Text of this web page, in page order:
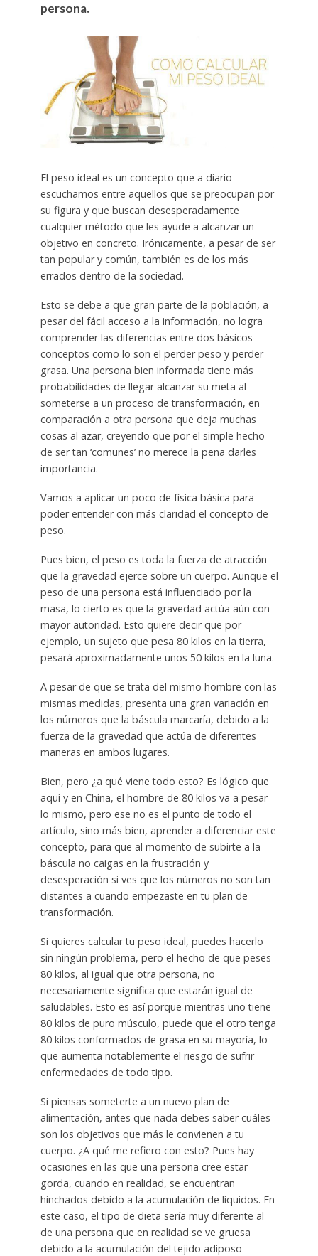
persona.
El peso ideal es un concepto que a diario
escuchamos entre aquellos que se preocupan por
su figura y que buscan desesperadamente
cualquier método que les ayude a alcanzar un
objetivo en concreto. Irónicamente, a pesar de ser
tan popular y común, también es de los más
errados dentro de la sociedad.
Esto se debe a que gran parte de la población, a
pesar del fácil acceso a la información, no logra
comprender las diferencias entre dos básicos
conceptos como lo son el perder peso y perder
grasa. Una persona bien informada tiene más
probabilidades de llegar alcanzar su meta al
someterse a un proceso de transformación, en
comparación a otra persona que deja muchas
cosas al azar, creyendo que por el simple hecho
de ser tan ‘comunes’ no merece la pena darles
importancia.
Vamos a aplicar un poco de física básica para
poder entender con más claridad el concepto de
peso.
Pues bien, el peso es toda la fuerza de atracción
que la gravedad ejerce sobre un cuerpo. Aunque el
peso de una persona está influenciado por la
masa, lo cierto es que la gravedad actúa aún con
mayor autoridad. Esto quiere decir que por
ejemplo, un sujeto que pesa 80 kilos en la tierra,
pesará aproximadamente unos 50 kilos en la luna.
A pesar de que se trata del mismo hombre con las
mismas medidas, presenta una gran variación en
los números que la báscula marcaría, debido a la
fuerza de la gravedad que actúa de diferentes
maneras en ambos lugares.
Bien, pero ¿a qué viene todo esto? Es lógico que
aquí y en China, el hombre de 80 kilos va a pesar
lo mismo, pero ese no es el punto de todo el
artículo, sino más bien, aprender a diferenciar este
concepto, para que al momento de subirte a la
báscula no caigas en la frustración y
desesperación si ves que los números no son tan
distantes a cuando empezaste en tu plan de
transformación.
Si quieres calcular tu peso ideal, puedes hacerlo
sin ningún problema, pero el hecho de que peses
80 kilos, al igual que otra persona, no
necesariamente significa que estarán igual de
saludables. Esto es así porque mientras uno tiene
80 kilos de puro músculo, puede que el otro tenga
80 kilos conformados de grasa en su mayoría, lo
que aumenta notablemente el riesgo de sufrir
enfermedades de todo tipo.
Si piensas someterte a un nuevo plan de
alimentación, antes que nada debes saber cuáles
son los objetivos que más le convienen a tu
cuerpo. ¿A qué me refiero con esto? Pues hay
ocasiones en las que una persona cree estar
gorda, cuando en realidad, se encuentran
hinchados debido a la acumulación de líquidos. En
este caso, el tipo de dieta sería muy diferente al
de una persona que en realidad se ve gruesa
debido a la acumulación del tejido adiposo